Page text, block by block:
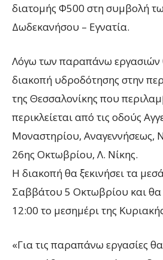
διατομής Φ500 στη συμβολή
Δωδεκανήσου – Εγνατία.
Λόγω των παραπάνω εργασιών
διακοπή υδροδότησης στην
της Θεσσαλονίκης που
περικλείεται από τις οδούς
Μοναστηρίου, Αναγεννήσεως,
26ης Οκτωβρίου, Λ. Νίκης.
Η διακοπή θα ξεκινήσει τα
Σαββάτου 5 Οκτωβρίου και θα
12:00 το μεσημέρι της
«Για τις παραπάνω εργασίες